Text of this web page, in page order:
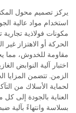
يركز تصميم محول
استخدام مواد عالية
مكونات فولاذية تجارية
الحركة أو الاهتزاز
مقاومة للخدوش، مما
اختبار آلية النوابض
الزمن. تتضمن المزايا
لحماية الأسلاك من
العناية بالجودة إلى
بسلاسة وانتهاءً بآلية